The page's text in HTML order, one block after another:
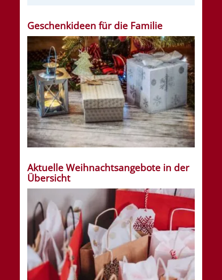
Geschenkideen für die Familie
Aktuelle Weihnachtsangebote in der
Übersicht